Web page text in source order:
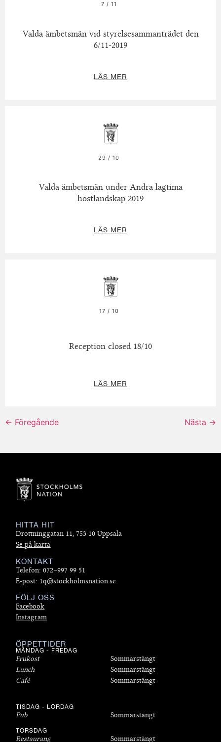
7 / 11
Valda ämbetsmän vid styrelsesammanträdet den
6/11-2019
LÄS MER
29 / 10
Valda ämbetsmän under Andra lagtima
höstlandskap 2019
LÄS MER
17 / 10
Reception closed 18/10
LÄS MER
← Föregående Nästa →
HITTA HIT
Drottninggatan 11, 753 10 Uppsala
Se på karta
KONTAKT
Telefon: 072–997 99 51
E-post: 1q@stockholmsnation.se
FÖLJ OSS
Facebook
Instagram
ÖPPETTIDER
MÅNDAG - FREDAG
Frukost
Lunch
Café
Sommarstängt
Sommarstängt
Sommarstängt
TISDAG - LÖRDAG
Pub Sommarstängt
TORSDAG
Restaurang Sommarstängt